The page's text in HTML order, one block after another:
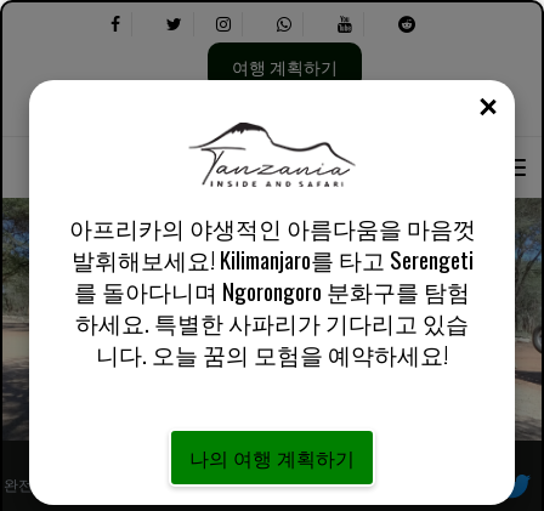
여행 계획하기
을
하
세
요.
크로스 컨트리
완전히 등록된 아프리카 현지 투어 운영자 우리를 따르라
아프리카의 야생적인 아름다움을 마음껏
발휘해보세요! Kilimanjaro를 타고 Serengeti
를 돌아다니며 Ngorongoro 분화구를 탐험
하세요. 특별한 사파리가 기다리고 있습
니다. 오늘 꿈의 모험을 예약하세요!
나의 여행 계획하기
닫기